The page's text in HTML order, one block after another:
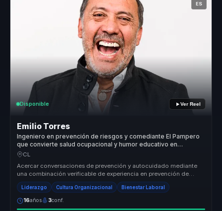
ES
Disponible Ver Reel
Emilio Torres
Ingeniero en prevención de riesgos y comediante El Pampero
que convierte salud ocupacional y humor educativo en
atención, bienestar y autocuidado para equipos.
CL
Acercar conversaciones de prevención y autocuidado mediante
una combinación verificable de experiencia en prevención de
riesgos, humor y ...
Liderazgo Cultura Organizacional Bienestar Laboral
16años 3conf.